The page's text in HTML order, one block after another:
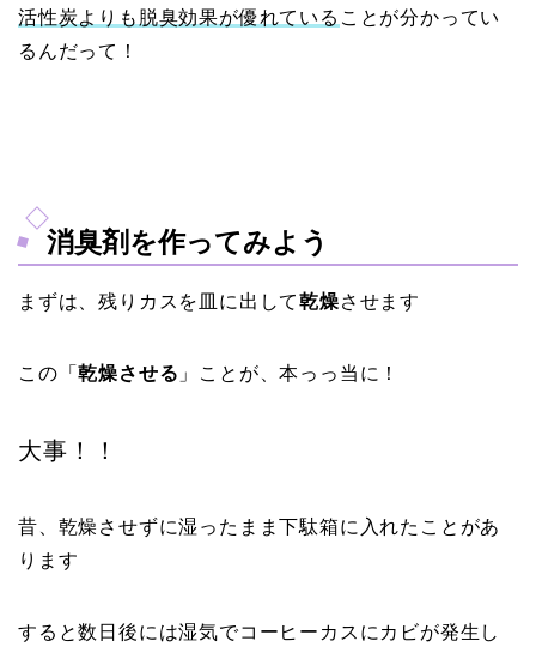
活性炭よりも脱臭効果が優れている ことが分かってい
るんだって！
消臭剤を作ってみよう
まずは、残りカスを皿に出して乾燥させます
この「乾燥させる 」ことが、本っっ当に！
大事！！
昔、乾燥させずに湿ったまま下駄箱に入れたことがあ
ります
すると数日後には湿気でコーヒーカスにカビが発生し